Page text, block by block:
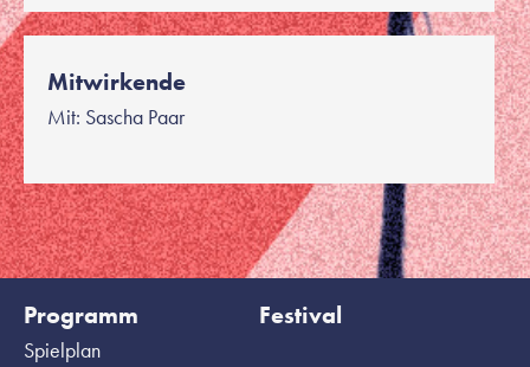
Mitwirkende
Mit: Sascha Paar
Programm
Spielplan
Festival